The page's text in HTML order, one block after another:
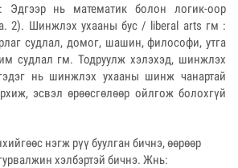
Эдгээр нь математик болон логик-оор
2). Шинжлэх ухааны бус / liberal arts гм :
судлал, домог, шашин, философи, утга
судлал гм. Тодруулж хэлэхэд, шинжлэх
нь шинжлэх ухааны шинж чанартай
эсвэл өрөөсгөлөөр ойлгож болохгүй
нэгж рүү буулган бичнэ, өөрөөр
хэлбэртэй бичнэ. Жнь: